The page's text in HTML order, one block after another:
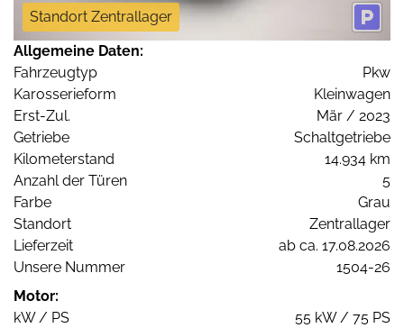
Standort Zentrallager
Allgemeine Daten:
Fahrzeugtyp
Pkw
Karosserieform
Kleinwagen
Erst-Zul.
Mär / 2023
Getriebe
Schaltgetriebe
Kilometerstand
14.934 km
Anzahl der Türen
5
Farbe
Grau
Standort
Zentrallager
Lieferzeit
ab ca. 17.08.2026
Unsere Nummer
1504-26
Motor:
kW / PS
55 kW / 75 PS